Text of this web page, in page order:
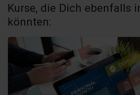
Kurse, die Dich ebenfalls
könnten: